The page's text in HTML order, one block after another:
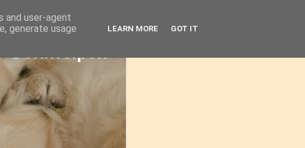
and user-agent
generate usage
LEARN MORE GOT IT